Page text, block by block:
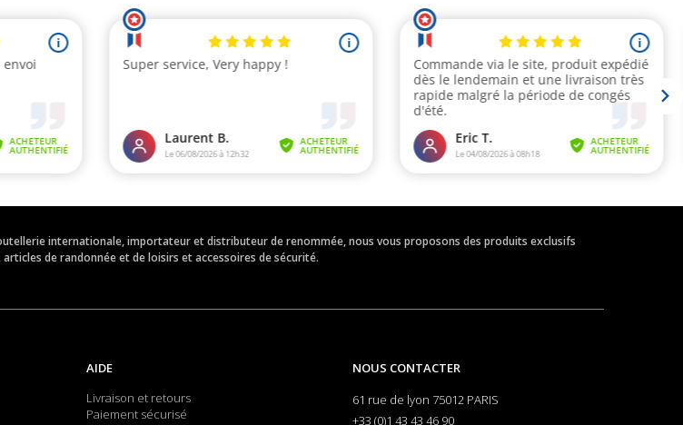
internationale, importateur et distributeur de renommée, nous vous proposons des produits exclusifs
de randonnée et de loisirs et accessoires de sécurité.
AIDE
Livraison et retours
Paiement sécurisé
NOUS CONTACTER
61 rue de lyon 75012 PARIS
+33 (0)1 43 43 46 90